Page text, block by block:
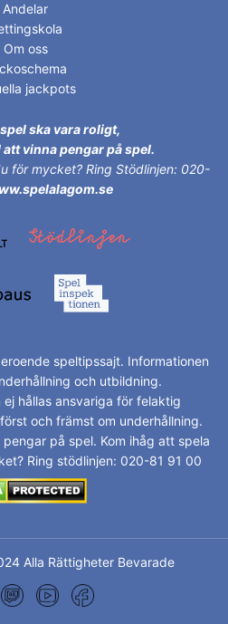
Andelar
Om oss
jackpots
ska vara roligt,
vinna pengar på spel.
för mycket? Ring Stödlinjen: 020-
speltipssajt. Informationen
och utbildning.
hållas ansvariga för felaktig
och främst om underhållning.
på spel. Kom ihåg att spela
Ring stödlinjen: 020-81 91 00
Alla Rättigheter Bevarade